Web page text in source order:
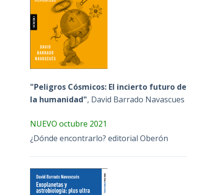
"Peligros Cósmicos: El incierto futuro de
la humanidad", David Barrado Navascues
NUEVO octubre 2021
¿Dónde encontrarlo? editorial Oberón